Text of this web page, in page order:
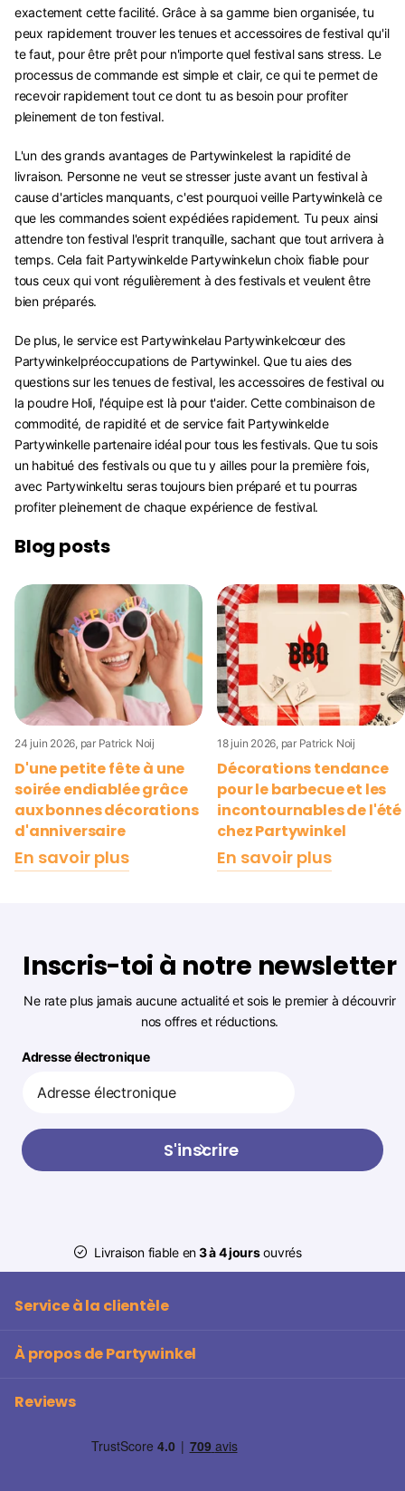
exactement cette facilité. Grâce à sa gamme bien organisée, tu
peux rapidement trouver les tenues et accessoires de festival qu'il
te faut, pour être prêt pour n'importe quel festival sans stress. Le
processus de commande est simple et clair, ce qui te permet de
recevoir rapidement tout ce dont tu as besoin pour profiter
pleinement de ton festival.
L'un des grands avantages de Partywinkelest la rapidité de
livraison. Personne ne veut se stresser juste avant un festival à
cause d'articles manquants, c'est pourquoi veille Partywinkelà ce
que les commandes soient expédiées rapidement. Tu peux ainsi
attendre ton festival l'esprit tranquille, sachant que tout arrivera à
temps. Cela fait Partywinkelde Partywinkelun choix fiable pour
tous ceux qui vont régulièrement à des festivals et veulent être
bien préparés.
De plus, le service est Partywinkelau Partywinkelcœur des
Partywinkelpréoccupations de Partywinkel. Que tu aies des
questions sur les tenues de festival, les accessoires de festival ou
la poudre Holi, l'équipe est là pour t'aider. Cette combinaison de
commodité, de rapidité et de service fait Partywinkelde
Partywinkelle partenaire idéal pour tous les festivals. Que tu sois
un habitué des festivals ou que tu y ailles pour la première fois,
avec Partywinkeltu seras toujours bien préparé et tu pourras
profiter pleinement de chaque expérience de festival.
Blog posts
24 juin 2026 , par Patrick Noij
D'une petite fête à une
soirée endiablée grâce
aux bonnes décorations
d'anniversaire
En savoir plus
18 juin 2026 , par Patrick Noij
Décorations tendance
pour le barbecue et les
incontournables de l'été
chezPartywinkel
En savoir plus
Inscris-toi à notre newsletter
Ne rate plus jamais aucune actualité et sois le premier à découvrir
nos offres et réductions.
Adresse électronique
S'inscrire
Livraison fiable en3 à 4 joursouvrés
Service à la clientèle
À propos de Partywinkel
Reviews